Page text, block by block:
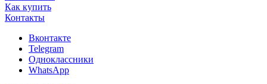
Как купить
Контакты
Вконтакте
Telegram
Одноклассники
WhatsApp